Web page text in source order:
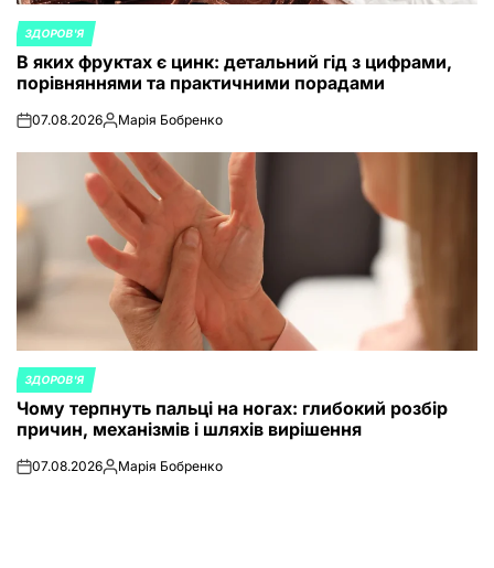
POSTED
IN
ЗДОРОВ'Я
В яких фруктах є цинк: детальний гід з цифрами,
порівняннями та практичними порадами
on07.08.2026Posted
Марія Бобренко
POSTED
IN
ЗДОРОВ'Я
Чому терпнуть пальці на ногах: глибокий розбір
причин, механізмів і шляхів вирішення
on07.08.2026Posted
Марія Бобренко